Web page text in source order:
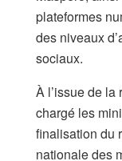
plateformes
des niveaux
sociaux.
À l’issue de
chargé les
finalisation du
nationale des